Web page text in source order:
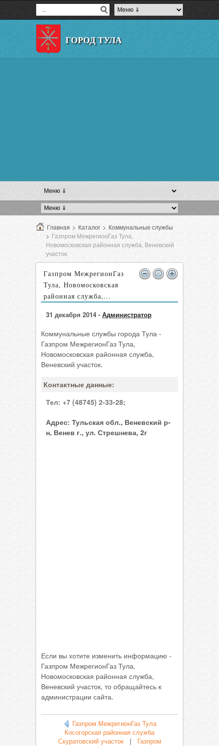
ГОРОД ТУЛА
Главная > Каталог > Коммунальные службы
> Газпром МежрегионГаз Тула,
Новомосковская районная служба, Веневский
участок
Газпром МежрегионГаз
Тула, Новомосковская
районная служба,...
31 декабря 2014 - Администратор
Коммунальные службы города Тула -
Газпром МежрегионГаз Тула,
Новомосковская районная служба,
Веневский участок.
Контактные данные:
Тел: +7 (48745) 2-33-28;
Адрес: Тульская обл., Веневский р-
н, Венев г., ул. Стрешнева, 2г
Если вы хотите изменить информацию -
Газпром МежрегионГаз Тула,
Новомосковская районная служба,
Веневский участок, то обращайтесь к
администрации сайта.
Газпром МежрегионГаз Тула
Косогорская районная служба
Скуратовский участок|
Газпром